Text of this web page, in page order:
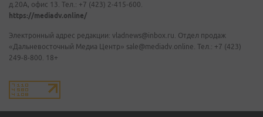
д.20А, офис 13. Тел.: +7 (423) 2-415-600.
https://mediadv.online/
Электронный адрес редакции: vladnews@inbox.ru. Отдел продаж
«Дальневосточный Медиа Центр» sale@mediadv.online. Тел.: +7 (423)
249-8-800. 18+